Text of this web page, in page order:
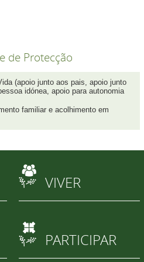
de Protecção
(apoio junto aos pais, apoio junto
idónea, apoio para autonomia
familiar e acolhimento em
VIVER
PARTICIPAR